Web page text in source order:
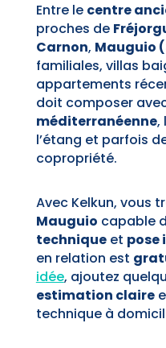
Entre le centre
proches de
Carnon, Mauguio
familiales, villas
appartements
doit composer
méditerranéenne,
l’étang et parfois
copropriété.
Avec Kelkun, vous
Mauguio capable
techniqueet pose
en relation est
idée, ajoutez
estimation claire
technique à